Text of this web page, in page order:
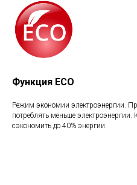
Функция ECO
Режим экономии электроэнергии.
потреблять меньше
сэкономить до 40% энергии.